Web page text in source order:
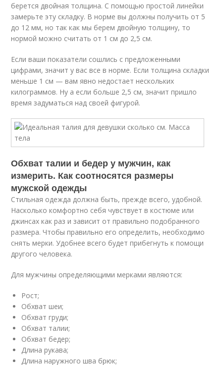
берется двойная толщина. С помощью простой линейки
замерьте эту складку. В норме вы должны получить от 5
до 12 мм, но так как мы берем двойную толщину, то
нормой можно считать от 1 см до 2,5 см.
Если ваши показатели сошлись с предложенными
цифрами, значит у вас все в норме. Если толщина складки
меньше 1 см — вам явно недостает нескольких
килограммов. Ну а если больше 2,5 см, значит пришло
время задуматься над своей фигурой.
Обхват талии и бедер у мужчин, как
измерить. Как соотносятся размеры
мужской одежды
Стильная одежда должна быть, прежде всего, удобной.
Насколько комфортно себя чувствует в костюме или
джинсах как раз и зависит от правильно подобранного
размера. Чтобы правильно его определить, необходимо
снять мерки. Удобнее всего будет прибегнуть к помощи
другого человека.
Для мужчины определяющими мерками являются:
Рост;
Обхват шеи;
Обхват груди;
Обхват талии;
Обхват бедер;
Длина рукава;
Длина наружного шва брюк;